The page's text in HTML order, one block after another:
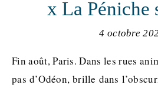
x La Péniche
4 octobre
Fin août, Paris. Dans les rues animées du centre, à deux
pas d’Odéon, brille dans